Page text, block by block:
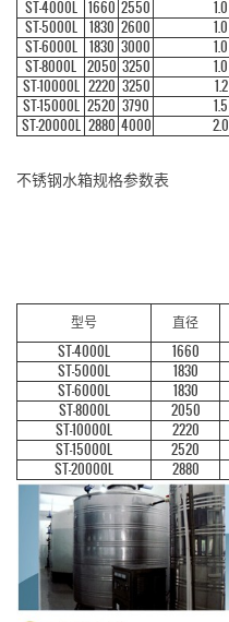
ST-4000L 1660 2550 1.0
ST-5000L 1830 2600 1.0
ST-6000L
1830 3000 1.0
ST-8000L 2050 3250 1.0
ST-10000L 2220 3250 1.2
ST-15000L 2520 3790 1.5
ST-20000L 2880 4000 2.0
不锈钢水箱规格参数表
型号 直径
ST-4000L
1660
ST-5000L 1830
ST-6000L
1830
ST-8000L
2050
ST-10000L
2220
ST-15000L
2520
ST-20000L
2880